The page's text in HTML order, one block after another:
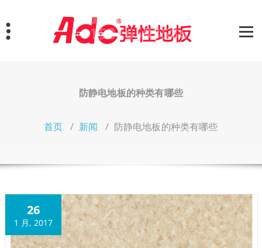
至
正
防静电地板的种类有哪些
首页 / 新闻 / 防静电地板的种类有哪些
26
1 月, 2017